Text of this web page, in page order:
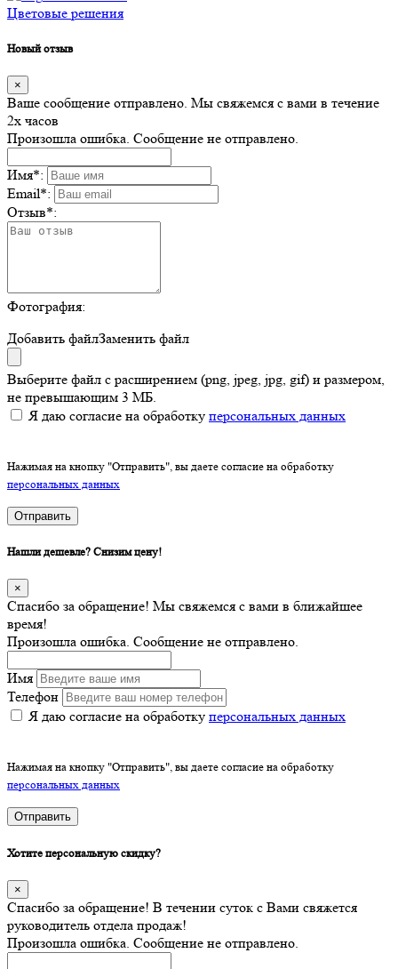
Цветовые решения
Новый отзыв
×
Ваше сообщение отправлено. Мы свяжемся с вами в течение
2х часов
Произошла ошибка. Сообщение не отправлено.
Имя*:
Email*:
Отзыв*:
Фотография:
Добавить файлЗаменить файл
Выберите файл с расширением (png, jpeg, jpg, gif) и размером,
не превышающим 3 МБ.
Я даю согласие на обработку персональных данных
Нажимая на кнопку "Отправить", вы даете согласие на обработку
персональных данных
Отправить
Нашли дешевле? Снизим цену!
×
Спасибо за обращение! Мы свяжемся с вами в ближайшее
время!
Произошла ошибка. Сообщение не отправлено.
Имя
Телефон
Я даю согласие на обработку персональных данных
Нажимая на кнопку "Отправить", вы даете согласие на обработку
персональных данных
Отправить
Хотите персональную скидку?
×
Спасибо за обращение! В течении суток с Вами свяжется
руководитель отдела продаж!
Произошла ошибка. Сообщение не отправлено.